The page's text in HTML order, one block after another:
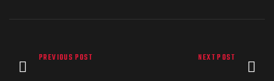
PREVIOUS POST NEXT POST